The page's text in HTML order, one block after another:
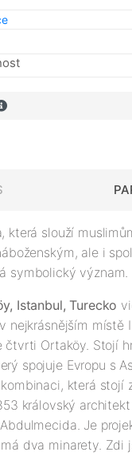
která slouží
ale i
symbolický význam.
Istanbul, Turecko
nejkrásnějším místě
čtvrti Ortaköy. Stojí
spo­juje Evropu s
která stojí
královský
Je
dva minarety. Zdi